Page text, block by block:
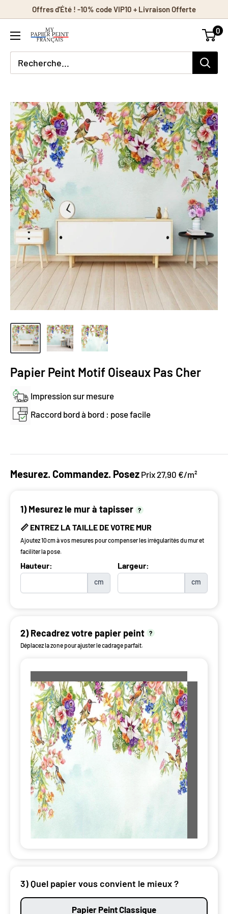
contenu
Offres d'Été ! -10% code VIP10 + Livraison Offerte
0
Papier Peint Motif Oiseaux Pas Cher
Impression sur mesure
Raccord bord à bord : pose facile
Mesurez. Commandez. Posez Prix 27,90 €/m²
1) Mesurez le mur à tapisser ?
📏 ENTREZ LA TAILLE DE VOTRE MUR
Ajoutez 10 cm à vos mesures pour compenser les irrégularités du mur et
faciliter la pose.
Hauteur:
cm
Largeur:
cm
2) Recadrez votre papier peint
?
Déplacez la zone pour ajuster le cadrage parfait.
3) Quel papier vous convient le mieux ?
Papier Peint Classique